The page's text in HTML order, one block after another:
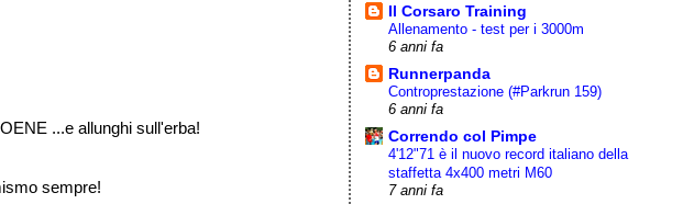
...e allunghi sull'erba!
sempre!
Il Corsaro Training
Allenamento - test per i 3000m
6 anni fa
Runnerpanda
Controprestazione (#Parkrun 159)
6 anni fa
Correndo col Pimpe
4'12"71 è il nuovo record italiano della
staffetta 4x400 metri M60
7 anni fa